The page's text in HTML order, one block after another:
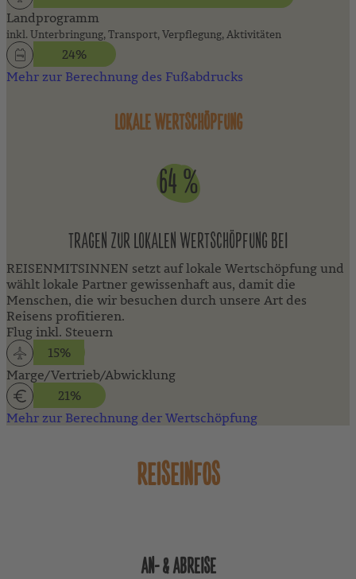
Landprogramm
inkl. Unterbringung, Transport, Verpflegung, Aktivitäten
24%
Mehr zur Berechnung des Fußabdrucks
LOKALE WERTSCHÖPFUNG
64 %
TRAGEN ZUR LOKALEN WERTSCHÖPFUNG BEI
REISENMITSINNEN setzt auf lokale Wertschöpfung und
wählt lokale Partner gewissenhaft aus, damit die
Menschen, die wir besuchen durch unsere Art des
Reisens profitieren.
Flug inkl. Steuern
15%
Marge/Vertrieb/Abwicklung
21%
Mehr zur Berechnung der Wertschöpfung
REISEINFOS
AN- & ABREISE